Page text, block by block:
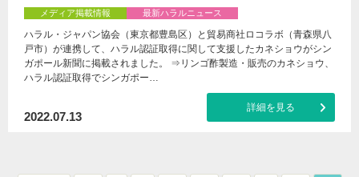
メディア掲載情報 最新ハラルニュース
ハラル・ジャパン協会（東京都豊島区）と貿易商社ロコラボ（青森県八
戸市）が連携して、ハラル認証取得に関して支援したカネショウがシン
ガポール新聞に掲載されました。 ⇒リンゴ酢製造・販売のカネショウ、
ハラル認証取得でシンガポー…
2022.07.13
詳細を見る